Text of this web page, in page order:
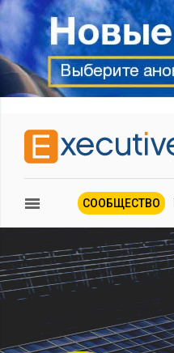
СООБЩЕСТВО